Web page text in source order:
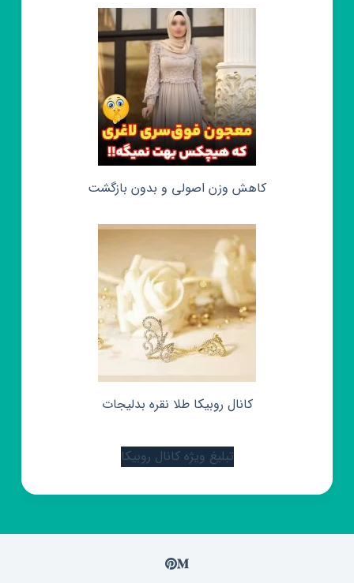
کاهش وزن اصولی و بدون بازگشت
کانال روبیکا طلا نقره بدلیجات
تبلیغ ویژه کانال روبیکا